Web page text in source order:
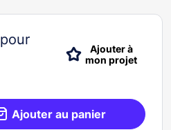
pour
Ajouter à
mon projet
Ajouter au panier